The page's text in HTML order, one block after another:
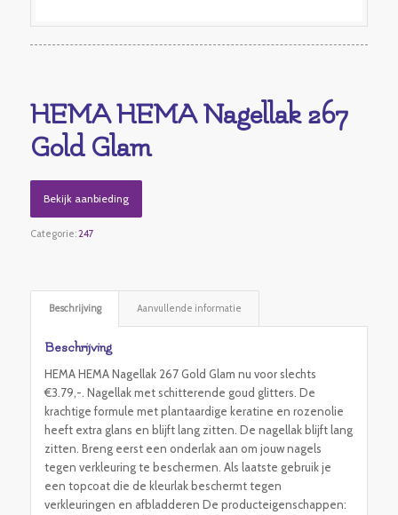
HEMA HEMA Nagellak 267
Gold Glam
Bekijk aanbieding
Categorie:247
Beschrijving Aanvullende informatie
Beschrijving
HEMA HEMA Nagellak 267 Gold Glam nu voor slechts
€3.79,-. Nagellak met schitterende goud glitters. De
krachtige formule met plantaardige keratine en rozenolie
heeft extra glans en blijft lang zitten. De nagellak blijft lang
zitten. Breng eerst een onderlak aan om jouw nagels
tegen verkleuring te beschermen. Als laatste gebruik je
een topcoat die de kleurlak beschermt tegen
verkleuringen en afbladderen De producteigenschappen: